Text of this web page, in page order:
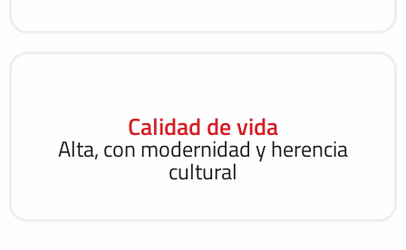
Calidad de vida
Alta, con modernidad y herencia
cultural